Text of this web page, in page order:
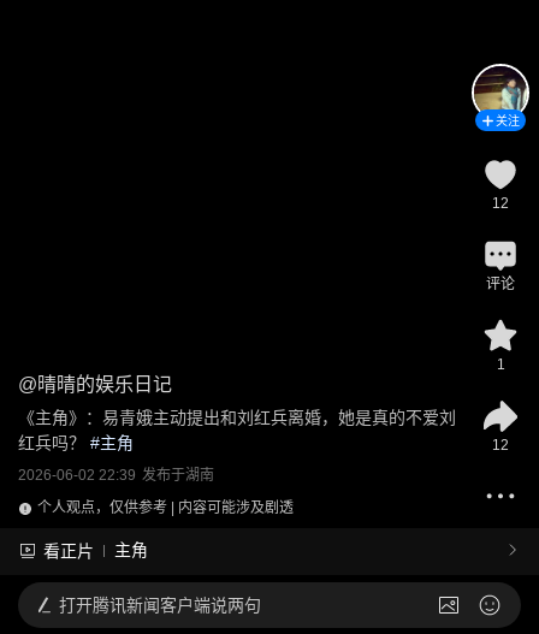
@晴晴的娱乐日记
《主角》：易青娥主动提出和刘红兵离婚，她是真的不爱刘
红兵吗？
#主角
2026-06-02 22:39 发布于湖南
个人观点，仅供参考 | 内容可能涉及剧透
看正片 主角
关注
12
评论
1
12
打开腾讯新闻客户端说两句